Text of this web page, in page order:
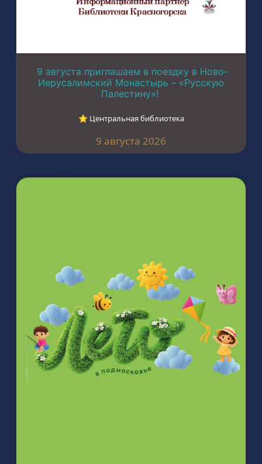
9 августа приглашаем в поездку в Ново-
Иерусалимский Монастырь – «Русскую
Палестину»!
⭐︎ Центральная библиотека
9 августа 2026